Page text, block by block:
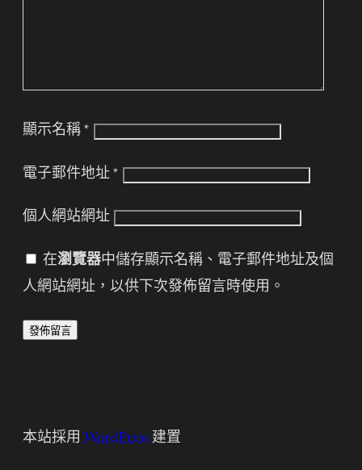
顯示名稱 *
電子郵件地址 *
個人網站網址
在瀏覽器中儲存顯示名稱、電子郵件地址及個
人網站網址，以供下次發佈留言時使用。
本站採用 WordPress 建置